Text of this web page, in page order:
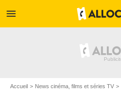
menu
Accueil News cinéma, films et séries TV